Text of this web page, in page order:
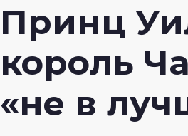
Принц
король
«не в